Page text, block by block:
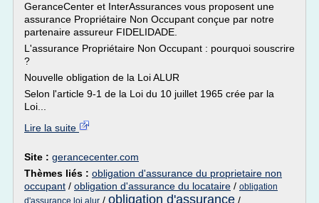
GeranceCenter et InterAssurances vous proposent une
assurance Propriétaire Non Occupant conçue par notre
partenaire assureur FIDELIDADE.
L'assurance Propriétaire Non Occupant : pourquoi souscrire
?
Nouvelle obligation de la Loi ALUR
Selon l'article 9-1 de la Loi du 10 juillet 1965 crée par la
Loi...
Lire la suite
Site : gerancecenter.com
Thèmes liés : obligation d'assurance du proprietaire non
occupant / obligation d'assurance du locataire / obligation
d'assurance loi alur / obligation d'assurance /